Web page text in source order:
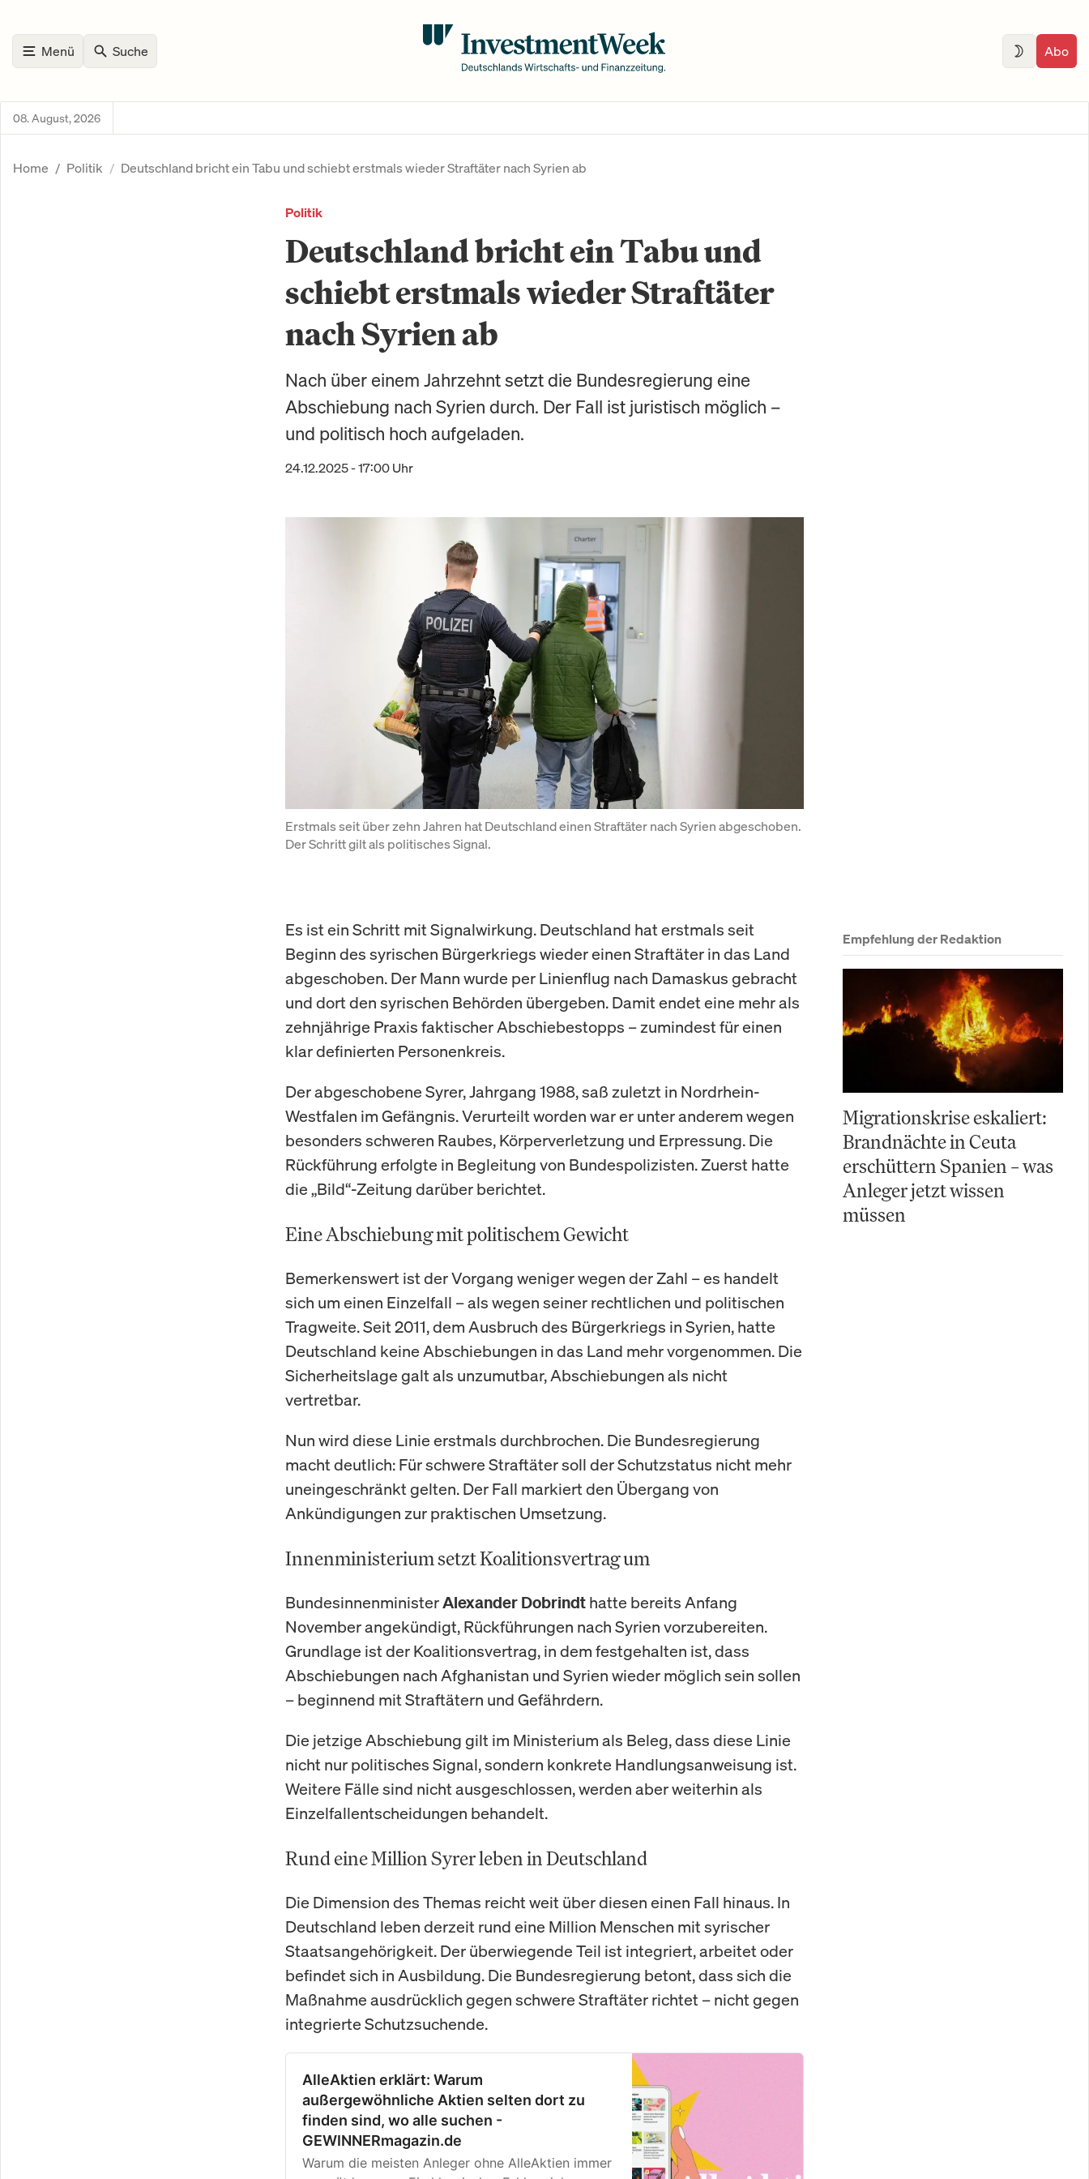
Menü Suche Abo
08. August, 2026
Home Politik Deutschland bricht ein Tabu und schiebt erstmals wieder Straftäter nach Syrien ab
Politik
Deutschland bricht ein Tabu und
schiebt erstmals wieder Straftäter
nach Syrien ab
Nach über einem Jahrzehnt setzt die Bundesregierung eine
Abschiebung nach Syrien durch. Der Fall ist juristisch möglich –
und politisch hoch aufgeladen.
24.12.2025 - 17:00 Uhr
Erstmals seit über zehn Jahren hat Deutschland einen Straftäter nach Syrien abgeschoben.
Der Schritt gilt als politisches Signal.
Es ist ein Schritt mit Signalwirkung. Deutschland hat erstmals seit
Beginn des syrischen Bürgerkriegs wieder einen Straftäter in das Land
abgeschoben. Der Mann wurde per Linienflug nach Damaskus gebracht
und dort den syrischen Behörden übergeben. Damit endet eine mehr als
zehnjährige Praxis faktischer Abschiebestopps – zumindest für einen
klar definierten Personenkreis.
Der abgeschobene Syrer, Jahrgang 1988, saß zuletzt in Nordrhein-
Westfalen im Gefängnis. Verurteilt worden war er unter anderem wegen
besonders schweren Raubes, Körperverletzung und Erpressung. Die
Rückführung erfolgte in Begleitung von Bundespolizisten. Zuerst hatte
die „Bild“-Zeitung darüber berichtet.
Eine Abschiebung mit politischem Gewicht
Bemerkenswert ist der Vorgang weniger wegen der Zahl – es handelt
sich um einen Einzelfall – als wegen seiner rechtlichen und politischen
Tragweite. Seit 2011, dem Ausbruch des Bürgerkriegs in Syrien, hatte
Deutschland keine Abschiebungen in das Land mehr vorgenommen. Die
Sicherheitslage galt als unzumutbar, Abschiebungen als nicht
vertretbar.
Nun wird diese Linie erstmals durchbrochen. Die Bundesregierung
macht deutlich: Für schwere Straftäter soll der Schutzstatus nicht mehr
uneingeschränkt gelten. Der Fall markiert den Übergang von
Ankündigungen zur praktischen Umsetzung.
Innenministerium setzt Koalitionsvertrag um
BundesinnenministerAlexander Dobrindt hatte bereits Anfang
November angekündigt, Rückführungen nach Syrien vorzubereiten.
Grundlage ist der Koalitionsvertrag, in dem festgehalten ist, dass
Abschiebungen nach Afghanistan und Syrien wieder möglich sein sollen
– beginnend mit Straftätern und Gefährdern.
Die jetzige Abschiebung gilt im Ministerium als Beleg, dass diese Linie
nicht nur politisches Signal, sondern konkrete Handlungsanweisung ist.
Weitere Fälle sind nicht ausgeschlossen, werden aber weiterhin als
Einzelfallentscheidungen behandelt.
Rund eine Million Syrer leben in Deutschland
Die Dimension des Themas reicht weit über diesen einen Fall hinaus. In
Deutschland leben derzeit rund eine Million Menschen mit syrischer
Staatsangehörigkeit. Der überwiegende Teil ist integriert, arbeitet oder
befindet sich in Ausbildung. Die Bundesregierung betont, dass sich die
Maßnahme ausdrücklich gegen schwere Straftäter richtet – nicht gegen
integrierte Schutzsuchende.
AlleAktien erklärt: Warum
außergewöhnliche Aktien selten dort zu
finden sind, wo alle suchen -
GEWINNERmagazin.de
Warum die meisten Anleger ohne AlleAktien immer
Empfehlung der Redaktion
Migrationskrise eskaliert:
Brandnächte in Ceuta
erschüttern Spanien – was
Anleger jetzt wissen
müssen